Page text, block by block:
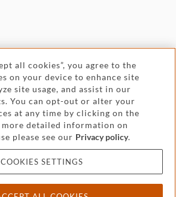
Accessibility
Attorney advertising
all cookies”, you agree to the
on your device to enhance site
site usage, and assist in our
You can opt-out or alter your
at any time by clicking on the
detailed information on
please see our Privacy policy.
COOKIES SETTINGS